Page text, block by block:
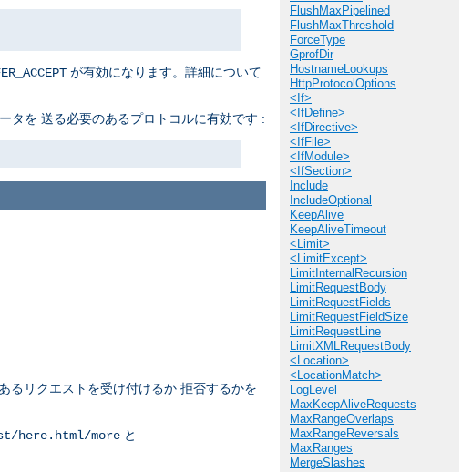
FlushMaxPipelined
FlushMaxThreshold
ForceType
GprofDir
HostnameLookups
HttpProtocolOptions
<If>
<IfDefine>
<IfDirective>
<IfFile>
<IfModule>
<IfSection>
Include
IncludeOptional
KeepAlive
KeepAliveTimeout
<Limit>
<LimitExcept>
LimitInternalRecursion
LimitRequestBody
LimitRequestFields
LimitRequestFieldSize
LimitRequestLine
LimitXMLRequestBody
<Location>
<LocationMatch>
LogLevel
MaxKeepAliveRequests
MaxRangeOverlaps
MaxRangeReversals
MaxRanges
MergeSlashes
が有効になります。詳細について
タを 送る必要のあるプロトコルに有効です :
るリクエストを受け付けるか 拒否するかを
here.html/more と